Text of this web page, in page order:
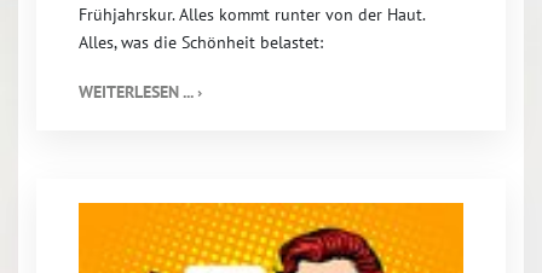
Frühjahrskur. Alles kommt runter von der Haut.
Alles, was die Schönheit belastet:
WEITERLESEN ... ›